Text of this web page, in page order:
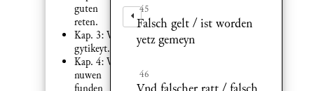
guten
reten.
Kap. 3: Von
gytikeyt.
Kap. 4: Von
nuwen
45
Falsch gelt / ist worden
yetz gemeyn
46